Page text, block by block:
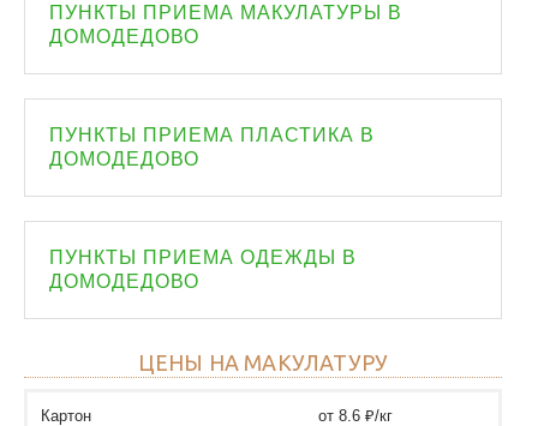
ПУНКТЫ ПРИЕМА МАКУЛАТУРЫ В
ДОМОДЕДОВО
ПУНКТЫ ПРИЕМА ПЛАСТИКА В
ДОМОДЕДОВО
ПУНКТЫ ПРИЕМА ОДЕЖДЫ В
ДОМОДЕДОВО
ЦЕНЫ НА МАКУЛАТУРУ
Картон
от 8.6 ₽/кг